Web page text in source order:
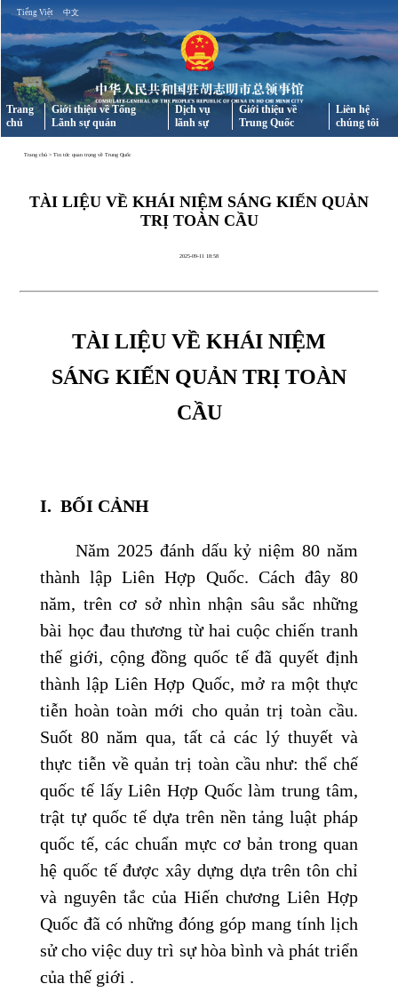
Tiếng Việt 中文
Trang
chủ
Giới thiệu về Tổng
Lãnh sự quán
Dịch vụ
lãnh sự
Giới thiệu về
Trung Quốc
Liên hệ
chúng tôi
Trang chủ >Tin tức quan trọng về Trung Quốc
TÀI LIỆU VỀ KHÁI NIỆM SÁNG KIẾN QUẢN
TRỊ TOÀN CẦU
2025-09-11 18:58
TÀI LIỆU VỀ KHÁI NIỆM
SÁNG KIẾN QUẢN TRỊ TOÀN
CẦU
I.BỐI CẢNH
Năm 2025 đánh dấu kỷ niệm 80 năm
thành lập Liên Hợp Quốc. Cách đây 80
năm, trên cơ sở nhìn nhận sâu sắc những
bài học đau thương từ hai cuộc chiến tranh
thế giới, cộng đồng quốc tế đã quyết định
thành lập Liên Hợp Quốc, mở ra một thực
tiễn hoàn toàn mới cho quản trị toàn cầu.
Suốt 80 năm qua, tất cả các lý thuyết và
thực tiễn về quản trị toàn cầu như: thể chế
quốc tế lấy Liên Hợp Quốc làm trung tâm,
trật tự quốc tế dựa trên nền tảng luật pháp
quốc tế, các chuẩn mực cơ bản trong quan
hệ quốc tế được xây dựng dựa trên tôn chỉ
và nguyên tắc của Hiến chương Liên Hợp
Quốc đã có những đóng góp mang tính lịch
sử cho việc duy trì sự hòa bình và phát triển
của thế giới .